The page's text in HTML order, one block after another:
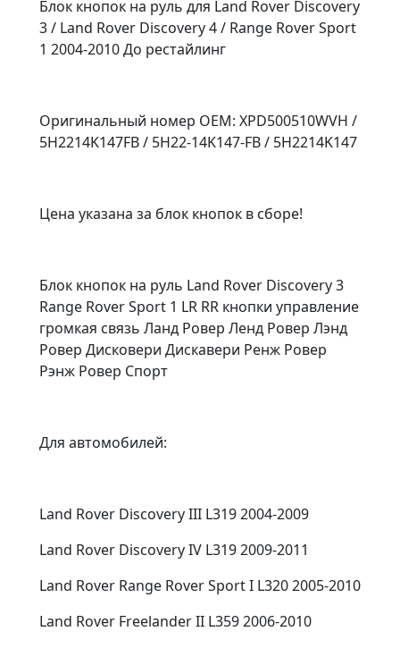
Блок кнопок на руль для Land Rover Discovery
3 / Land Rover Discovery 4 / Range Rover Sport
1 2004-2010 До рестайлинг
Оригинальный номер OEM: XPD500510WVH /
5H2214K147FB / 5H22-14K147-FB / 5H2214K147
Цена указана за блок кнопок в сборе!
Блок кнопок на руль Land Rover Discovery 3
Range Rover Sport 1 LR RR кнопки управление
громкая связь Ланд Ровер Ленд Ровер Лэнд
Ровер Дисковери Дискавери Ренж Ровер
Рэнж Ровер Спорт
Для автомобилей:
Land Rover Discovery III L319 2004-2009
Land Rover Discovery IV L319 2009-2011
Land Rover Range Rover Sport I L320 2005-2010
Land Rover Freelander II L359 2006-2010